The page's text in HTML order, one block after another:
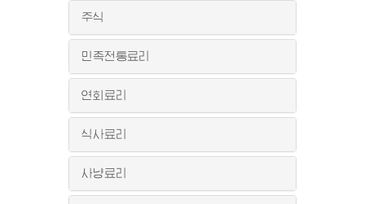
주식
민족전통료리
연회료리
식사료리
사냥료리